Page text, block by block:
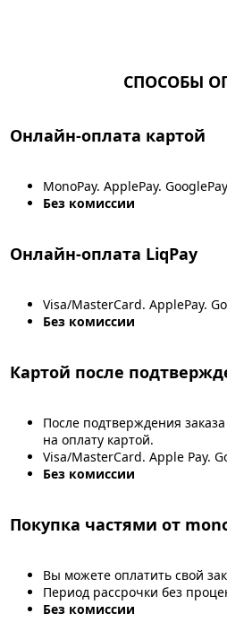
СПОСОБЫ
Онлайн-оплата картой
MonoPay. ApplePay.
Без комиссии
Онлайн-оплата LiqPay
Visa/MasterCard. ApplePay.
Без комиссии
Картой после
После подтверждения
на оплату картой.
Visa/MasterCard. Apple Pay.
Без комиссии
Покупка частями от
Вы можете оплатить свой
Период рассрочки без
Без комиссии